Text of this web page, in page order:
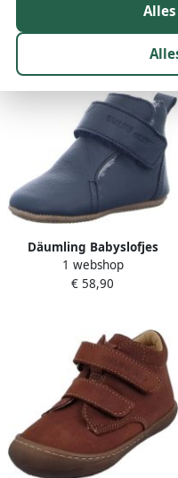
10 resultaten:
Däumling Babyslofjes
1 webshop
€ 58,90